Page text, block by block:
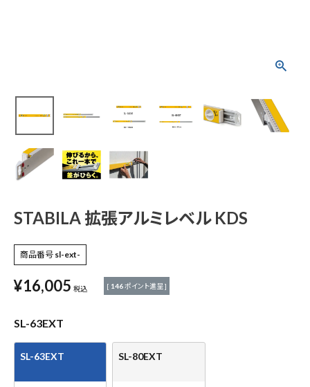
エアー工具・機械工具
現場安全・運搬
STABILA 拡張アルミレベル KDS
商品番号 sl-ext-
¥16,005 税込 [ 146ポイント進呈 ]
SL-63EXT
SL-63EXT SL-80EXT